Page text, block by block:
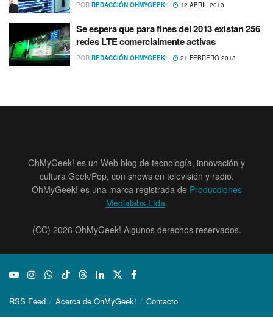
POR REDACCIÓN OHMYGEEK! 12 ABRIL 2013
Se espera que para fines del 2013 existan 256
redes LTE comercialmente activas
POR REDACCIÓN OHMYGEEK! 21 FEBRERO 2013
OhMyGeek! es un Web blog de tecnología, innovación y
cultura Geek/Pop, con shows en televisión y radio.
OhMyGeek! es una marca registrada de Producciones
Medialabs Ltda.
(CC) 2026 OhMyGeek! Algunos derechos reservados.
RSS Feed Acerca de OhMyGeek! Contacto